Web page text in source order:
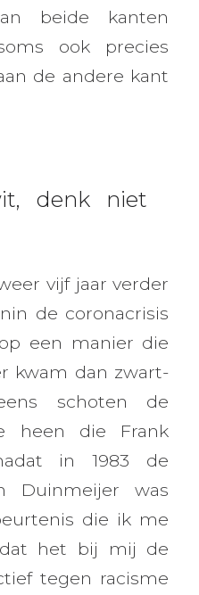
beide kanten
ook precies
de andere kant
denk niet
vijf jaar verder
de coronacrisis
een manier die
kwam dan zwart-
schoten de
heen die Frank
in 1983 de
Duinmeijer was
die ik me
het bij mij de
tegen racisme